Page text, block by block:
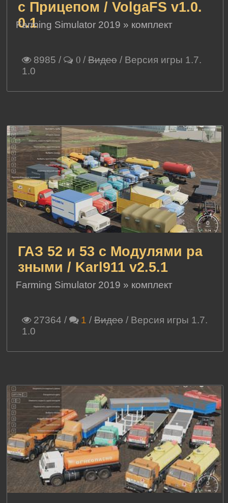
с Прицепом / VolgaFS v1.0.
0.1
Farming Simulator 2019 » комплект
8985 / 0 /Видео/ Версия игры 1.7.
1.0
ГАЗ 52 и 53 с Модулями ра
зными / Karl911 v2.5.1
Farming Simulator 2019 » комплект
27364 / 1 /Видео/ Версия игры 1.7.
1.0